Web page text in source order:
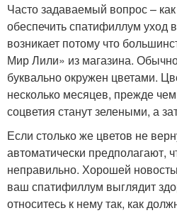
Часто задаваемый вопрос – как
обеспечить спатифиллум уход
возникает потому что
Мир Лили» из магазина.
буквально окружен цветами.
несколько месяцев, прежде
соцветия станут зелеными, а
Если столько же цветов не
автоматически предполагают,
неправильно. Хорошей
ваш спатифиллум выглядит
относитесь к нему так, как